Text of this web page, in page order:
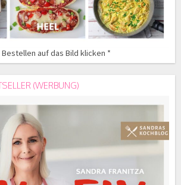
Bestellen auf das Bild klicken *
(WERBUNG)